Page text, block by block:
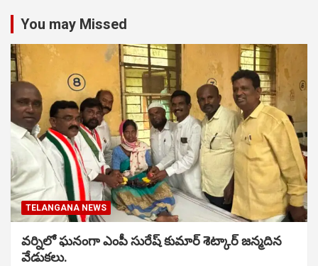
You may Missed
TELANGANA NEWS
వర్నిలో ఘనంగా ఎంపీ సురేష్ కుమార్ శెట్కార్ జన్మదిన
వేడుకలు.